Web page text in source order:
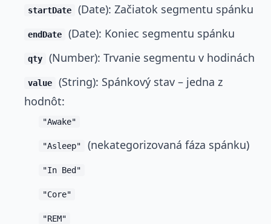
startDate (Date): Začiatok segmentu spánku
endDate (Date): Koniec segmentu spánku
qty (Number): Trvanie segmentu v hodinách
value
(String): Spánkový stav – jedna z
hodnôt:
"Awake"
"Asleep" (nekategorizovaná fáza spánku)
"In Bed"
"Core"
"REM"